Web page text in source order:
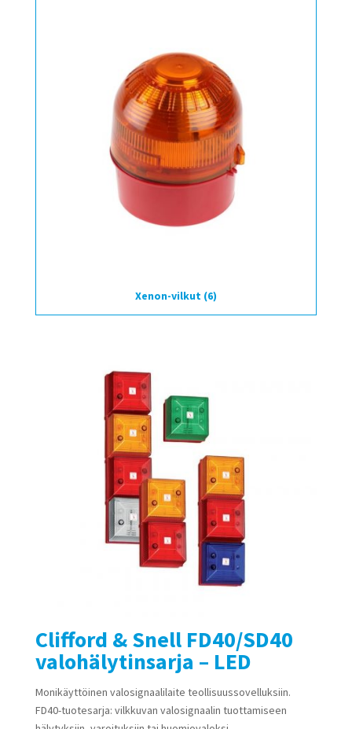
Xenon-vilkut (6)
Clifford & Snell FD40/SD40
valohälytinsarja – LED
Monikäyttöinen valosignaalilaite teollisuussovelluksiin.
FD40-tuotesarja: vilkkuvan valosignaalin tuottamiseen